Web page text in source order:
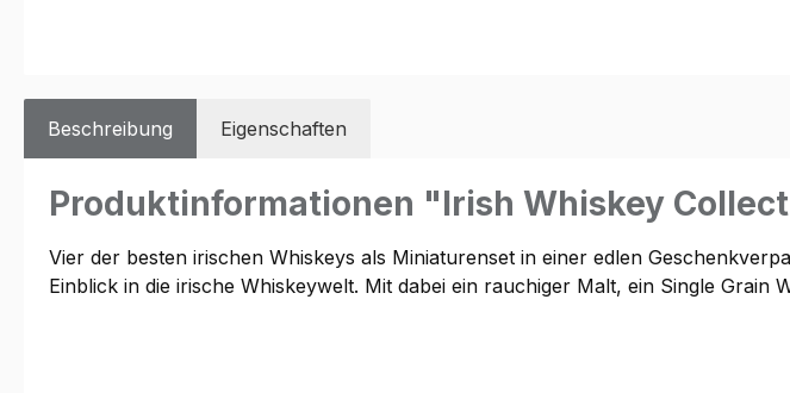
Beschreibung Eigenschaften
Produktinformationen "Irish Whiskey
Vier der besten irischen Whiskeys als Miniaturenset in einer edlen
Einblick in die irische Whiskeywelt. Mit dabei ein rauchiger Malt, ein Single Grain